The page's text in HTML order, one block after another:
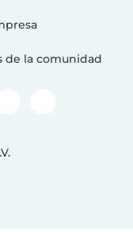
de la comunidad